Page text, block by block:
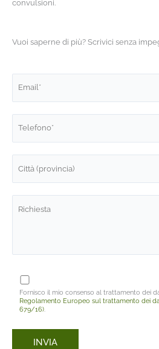
convulsioni.
Vuoi saperne di più? Scrivici senza
Fornisco il mio consenso al trattamento dei
Regolamento Europeo sul trattamento dei
679/16).